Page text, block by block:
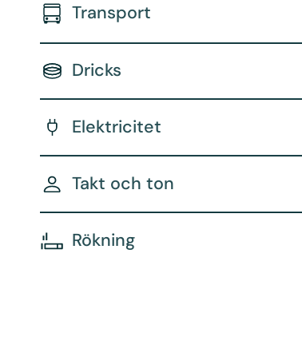
Transport
Dricks
Elektricitet
Takt och ton
Rökning